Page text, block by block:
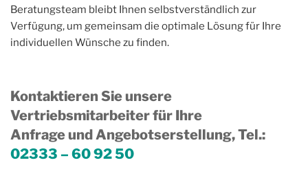
Beratungsteam bleibt Ihnen selbstverständlich zur
Verfügung, um gemeinsam die optimale Lösung für Ihre
individuellen Wünsche zu finden.
Kontaktieren Sie unsere
Vertriebsmitarbeiter für Ihre
Anfrage und Angebotserstellung, Tel.:
02333 – 60 92 50